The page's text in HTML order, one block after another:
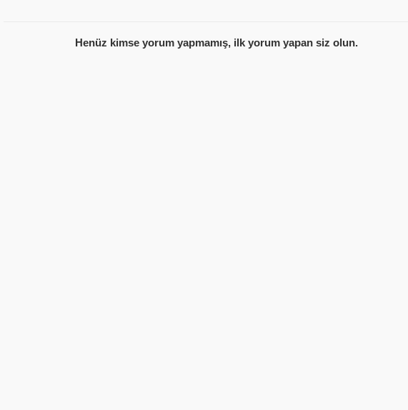
Henüz kimse yorum yapmamış, ilk yorum yapan siz olun.